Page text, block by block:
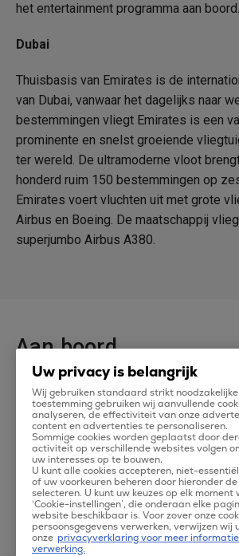
het entertainment programma aan boord.
Dubai
Thuisbasis van Emirates is de
van Dubai, vanwaar het dagelijks naar
bestemmingen vliegt Emirates is een
prominente en snelst groeiende
ter wereld. De ultramoderne vloot
honderd ruim 150 bestemmingen op
Emirates voert vluchten uit met grote
Airbus en Boeing. De maatschappij
superjumbo Airbus A380.
Aan boord
Economy Class
Emirates' Economy Class is ontworpen
comfort en een betere service te
plaats, ontspan en geniet van tot wel
bekroond entertainment. Proef
geïnspireerde gerechten, en post
media terwijl u vliegt. Maak elk moment
tijdens uw vlucht in Economy Class.
Uw privacy is belangrijk
Wij gebruiken standaard strikt
toestemming gebruiken wij aanvullende
analyseren, de effectiviteit van onze
content en advertenties te personaliseren.
Sommige cookies worden geplaatst door
activiteit op verschillende websites volgen
uw interesses op te bouwen.
U kunt alle cookies accepteren, niet-
of uw voorkeuren beheren door hieronder
selecteren. U kunt uw keuzes op elk moment
‘Cookie-instellingen’, die onderaan elke
website beschikbaar is. Voor zover onze
persoonsgegevens verwerken, verwijzen wij
onze privacyverklaring voor meer
verwerking.